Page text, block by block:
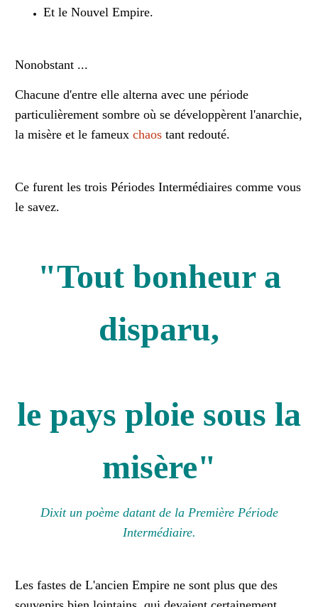
Et le Nouvel Empire.
Nonobstant ...
Chacune d'entre elle alterna avec une période
particulièrement sombre où se développèrent l'anarchie,
la misère et le fameux chaostant redouté.
Ce furent les trois Périodes Intermédiaires comme vous
le savez.
"Tout bonheur a
disparu,
le pays ploie sous la
misère"
Dixit un poème datant de la Première Période
Intermédiaire.
Les fastes de L'ancien Empire ne sont plus que des